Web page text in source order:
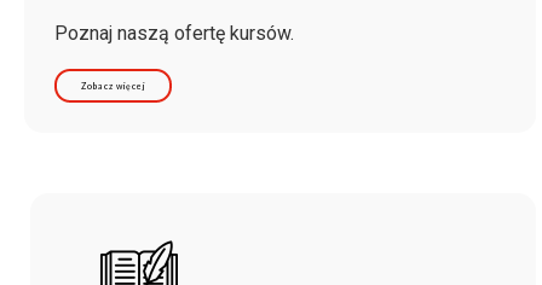
Poznaj naszą ofertę kursów.
Zobacz więcej